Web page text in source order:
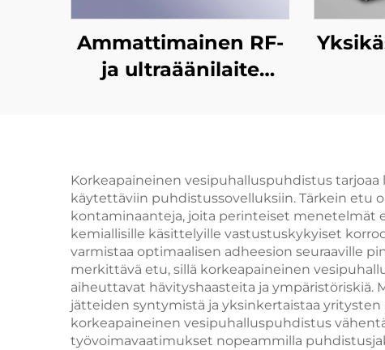
Ammattimainen RF-
ja ultraäänilaite
poistoon, kasvojen
kiristämiseen ja ihon
tiukentamiseen
Korkeapaineinen vesipuhalluspuhdistus
käytettäviin puhdistussovelluksiin. Tärkein etu
kontaminaanteja, joita perinteiset menetelmät
kemiallisille käsittelyille vastustuskykyiset
varmistaa optimaalisen adheesion seuraaville
merkittävä etu, sillä korkeapaineinen
aiheuttavat hävityshaasteita ja ympäristöriskiä.
jätteiden syntymistä ja yksinkertaistaa
korkeapaineinen vesipuhalluspuhdistus
työvoimavaatimukset nopeammilla